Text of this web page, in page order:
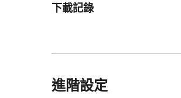
下載記錄
進階設定